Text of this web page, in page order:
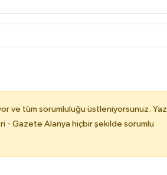
ve tüm sorumluluğu üstleniyorsunuz.
- Gazete Alanya hiçbir şekilde sorumlu